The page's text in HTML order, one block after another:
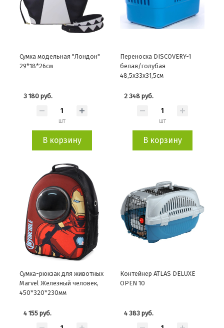
Сумка модельная "Лондон"
29*18*26см
3 180 руб.
шт
В корзину
Переноска DISCOVERY-1
белая/голубая
48,5х33х31,5см
2 348 руб.
шт
В корзину
Сумка-рюкзак для животных
Marvel Железный человек,
450*320*230мм
4 155 руб.
Контейнер ATLAS DELUXE
OPEN 10
4 383 руб.